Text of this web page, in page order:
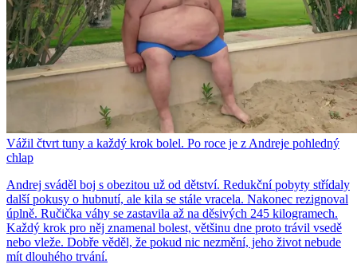
Vážil čtvrt tuny a každý krok bolel. Po roce je z Andreje pohledný
chlap
Andrej sváděl boj s obezitou už od dětství. Redukční pobyty střídaly
další pokusy o hubnutí, ale kila se stále vracela. Nakonec rezignoval
úplně. Ručička váhy se zastavila až na děsivých 245 kilogramech.
Každý krok pro něj znamenal bolest, většinu dne proto trávil vsedě
nebo vleže. Dobře věděl, že pokud nic nezmění, jeho život nebude
mít dlouhého trvání.